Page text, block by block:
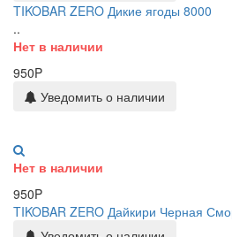
TIKOBAR ZERO Дикие ягоды 8000
..
Нет в наличии
950P
Уведомить о наличии
Нет в наличии
950P
TIKOBAR ZERO Дайкири Черная